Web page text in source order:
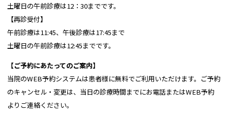
土曜日の午前診療は12：30までです。
【再診受付】
午前診療は11:45、午後診療は17:45まで
土曜日の午前診療は12:45までです。
【ご予約にあたってのご案内】
当院のWEB予約システムは患者様に無料でご利用いただけます。ご予約
のキャンセル・変更は、当日の診療時間までにお電話またはWEB予約
よりご連絡ください。